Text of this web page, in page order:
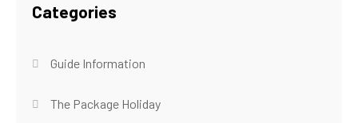
Categories
Guide Information
The Package Holiday